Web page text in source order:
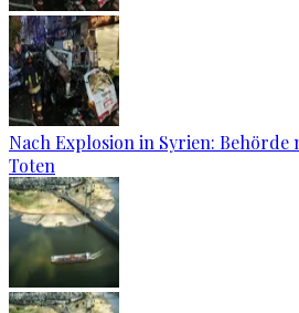
Nach Explosion in Syrien: Behörde
Toten